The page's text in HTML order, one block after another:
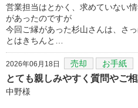
営業担当はとかく、求めていない
があったのですが
今回ご縁があった杉山さんは、さ
とはきちんと…
2026年06月18日 売却 お手紙
とても親しみやすく質問やご
中野様